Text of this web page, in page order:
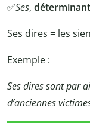
✅Ses,
Ses dires = les
Exemple :
Ses dires sont par
d’anciennes